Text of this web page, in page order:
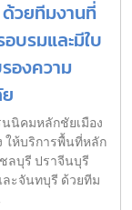
วยทีมงานที่
บรมและมีใบ
องความ
นนิคมหลักชัยเมือง
ให้บริการพื้นที่หลัก
ลบุรี ปราจีนบุรี
ะจันทบุรี ด้วยทีม